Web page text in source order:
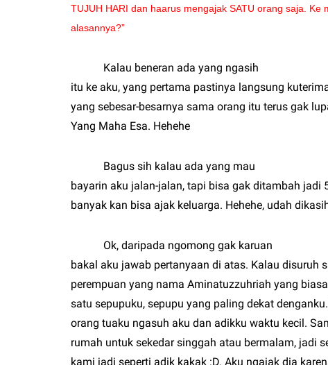
TUJUH HARI dan haarus mengajak SATU orang saja.
alasannya?”
Kalau beneran ada yang ngasih
itu ke aku, yang pertama pastinya langsung
yang sebesar-besarnya sama orang itu terus gak
Yang Maha Esa. Hehehe
Bagus sih kalau ada yang mau
bayarin aku jalan-jalan, tapi bisa gak ditambah jadi
banyak kan bisa ajak keluarga. Hehehe, udah
Ok, daripada ngomong gak karuan
bakal aku jawab pertanyaan di atas. Kalau disuruh
perempuan yang nama Aminatuzzuhriah yang
satu sepupuku, sepupu yang paling dekat
orang tuaku ngasuh aku dan adikku waktu kecil.
rumah untuk sekedar singgah atau bermalam, jadi
kami jadi seperti adik kakak :D. Aku ngajak dia